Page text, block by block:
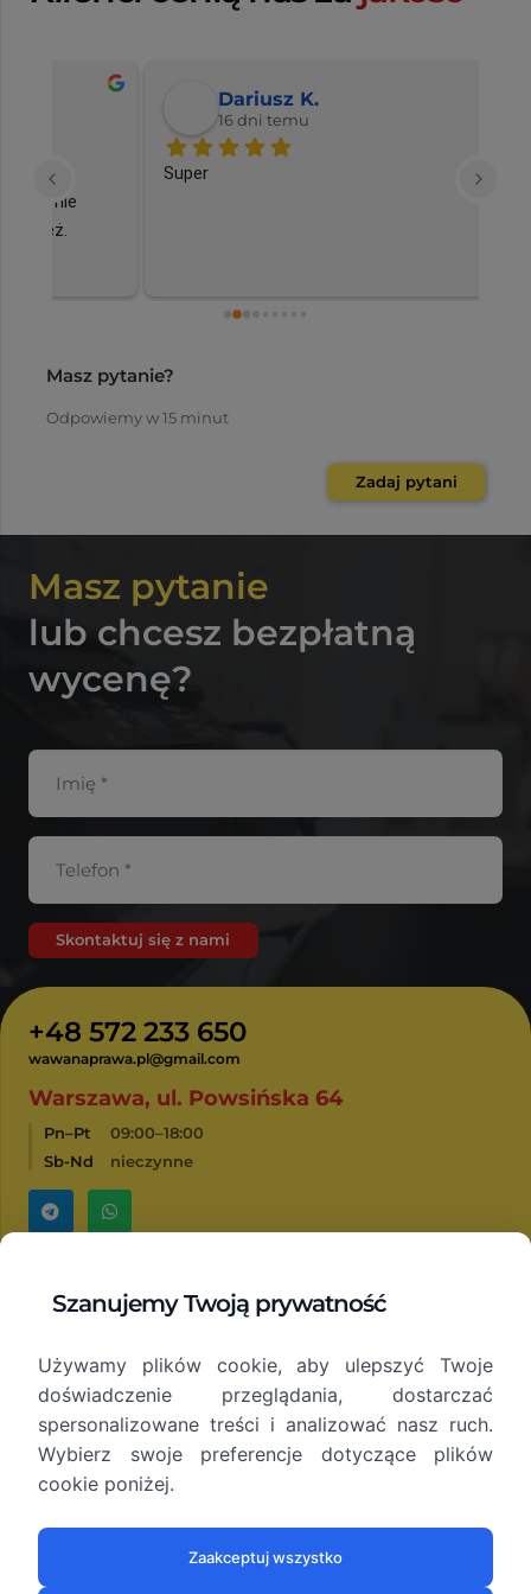
Dariusz K.
16 dni temu
Masz pytanie?
Odpowiemy w 15 minut
Zadaj pytani
Masz pytanie
lub chcesz bezpłatną
wycenę?
Skontaktuj się z nami
+48 572 233 650
wawanaprawa.pl@gmail.com
Warszawa, ul. Powsińska 64
Pn–Pt
09:00–18:00
Sb-Nd
nieczynne
Naprawa
laptopów
Naprawa
drukarek
Regeneracja
tonerow
Opinie
Kontakty
O nas
Blog
Szanujemy Twoją prywatność
Używamy plików cookie, aby ulepszyć Twoje
doświadczenie przeglądania, dostarczać
spersonalizowane treści i analizować nasz ruch.
Wybierz swoje preferencje dotyczące plików
cookie poniżej.
Zaakceptuj wszystko